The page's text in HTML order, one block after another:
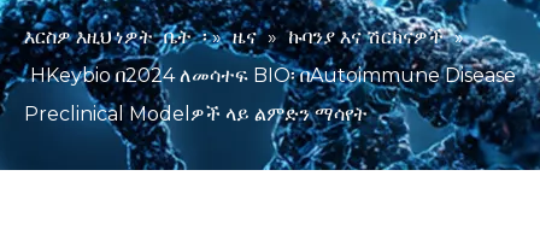
እርስዎ እዚህ ነዎት ቤት ፡ » ዜና » ኩባንያ እና ሽርክናዎች »
HKeybio በ2024 ለመሳተፍ BIO፡ በAutoimmune Disease
Preclinical Modelዎች ላይ ልምድን ማሳየት